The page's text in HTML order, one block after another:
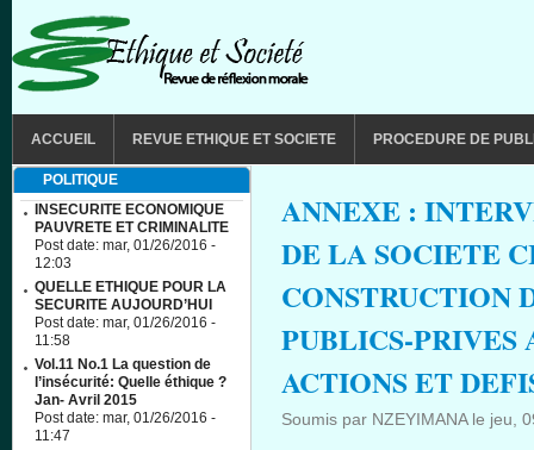
ACCUEIL REVUE ETHIQUE ET SOCIETE PROCEDURE DE
ANNEXE :
DE LA SOCIETE
CONSTRUCTION
PUBLICS-PRIVES
ACTIONS ET
Soumis par NZEYIMANAle jeu,
POLITIQUE
INSECURITE ECONOMIQUE
PAUVRETE ET CRIMINALITE
Post date: mar, 01/26/2016 -
12:03
QUELLE ETHIQUE POUR LA
SECURITE AUJOURD’HUI
Post date: mar, 01/26/2016 -
11:58
Vol.11 No.1 La question de
l’insécurité: Quelle éthique ?
Jan- Avril 2015
Post date: mar, 01/26/2016 -
11:47